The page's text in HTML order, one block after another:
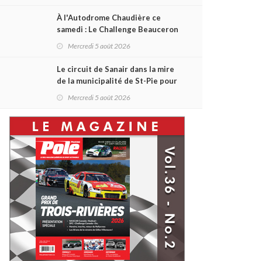
À l'Autodrome Chaudière ce
samedi : Le Challenge Beauceron
200 pourrait bouleverser le
Mercredi 5 août 2026
Le circuit de Sanair dans la mire
de la municipalité de St-Pie pour
être rayé de la carte !
Mercredi 5 août 2026